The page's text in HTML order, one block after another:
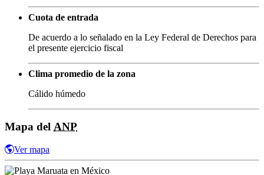
Cuota de entrada
De acuerdo a lo señalado en la Ley Federal de Derechos para
el presente ejercicio fiscal
Clima promedio de la zona
Cálido húmedo
Mapa del ANP
Ver mapa